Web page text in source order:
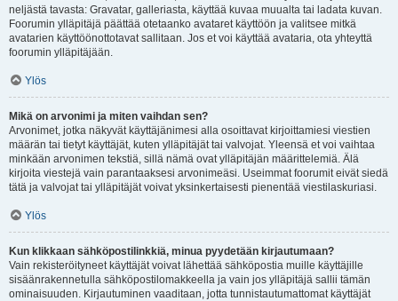
neljästä tavasta: Gravatar, galleriasta, käyttää kuvaa muualta tai ladata kuvan.
Foorumin ylläpitäjä päättää otetaanko avataret käyttöön ja valitsee mitkä
avatarien käyttöönottotavat sallitaan. Jos et voi käyttää avataria, ota yhteyttä
foorumin ylläpitäjään.
Ylös
Mikä on arvonimi ja miten vaihdan sen?
Arvonimet, jotka näkyvät käyttäjänimesi alla osoittavat kirjoittamiesi viestien
määrän tai tietyt käyttäjät, kuten ylläpitäjät tai valvojat. Yleensä et voi vaihtaa
minkään arvonimen tekstiä, sillä nämä ovat ylläpitäjän määrittelemiä. Älä
kirjoita viestejä vain parantaaksesi arvonimeäsi. Useimmat foorumit eivät siedä
tätä ja valvojat tai ylläpitäjät voivat yksinkertaisesti pienentää viestilaskuriasi.
Ylös
Kun klikkaan sähköpostilinkkiä, minua pyydetään kirjautumaan?
Vain rekisteröityneet käyttäjät voivat lähettää sähköpostia muille käyttäjille
sisäänrakennetulla sähköpostilomakkeella ja vain jos ylläpitäjä sallii tämän
ominaisuuden. Kirjautuminen vaaditaan, jotta tunnistautumattomat käyttäjät